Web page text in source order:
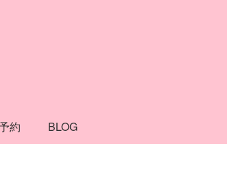
約 BLOG